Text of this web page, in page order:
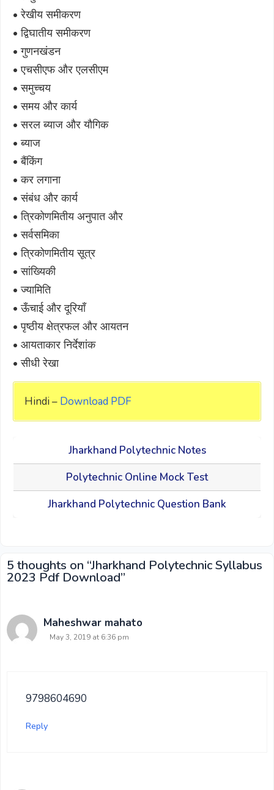
• रेखीय समीकरण
• द्विघातीय समीकरण
• गुणनखंडन
• एचसीएफ और एलसीएम
• समुच्चय
• समय और कार्य
• सरल ब्याज और यौगिक
• ब्याज
• बैंकिंग
• कर लगाना
• संबंध और कार्य
• त्रिकोणमितीय अनुपात और
• सर्वसमिका
• त्रिकोणमितीय सूत्र
• सांख्यिकी
• ज्यामिति
• ऊँचाई और दूरियाँ
• पृष्ठीय क्षेत्रफल और आयतन
• आयताकार निर्देशांक
• सीधी रेखा
Hindi – Download PDF
Jharkhand Polytechnic Notes
Polytechnic Online Mock Test
Jharkhand Polytechnic Question Bank
5 thoughts on “Jharkhand Polytechnic Syllabus
2023 Pdf Download”
Maheshwar mahato
May 3, 2019 at 6:36 pm
9798604690
Reply